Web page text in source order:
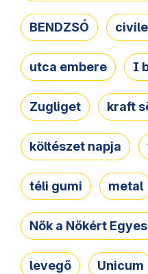
BENDZSÓ
utca embere I
Zugliget kraft
költészet napja
téli gumi metal
Nők a Nőkért
levegő Unicum